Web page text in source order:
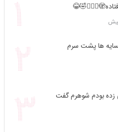
ها پشت سرم
زده بودم شوهرم گفت